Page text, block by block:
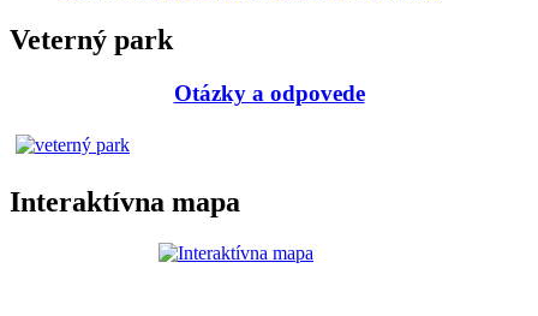
Veterný park
Otázky a odpovede
Interaktívna mapa